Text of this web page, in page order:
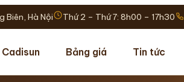
Biên, Hà Nội Thứ 2 – Thứ 7: 8h00 – 17h30
Bảng giá Tin tức